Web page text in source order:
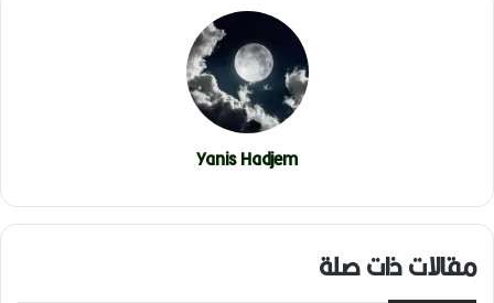
Yanis Hadjem
مقالات ذات صلة